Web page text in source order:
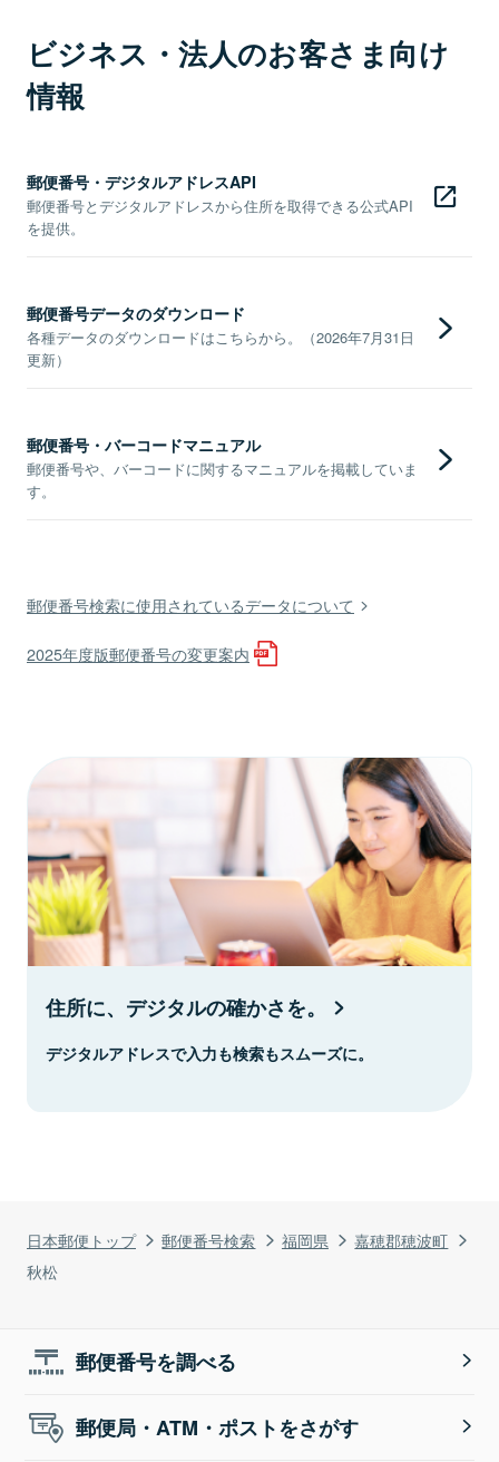
日本郵便トップ 郵便番号検索 福岡県
嘉穂郡穂波町
秋松
ビジネス・法人のお客さま向け
情報
郵便番号・デジタルアドレスAPI
郵便番号とデジタルアドレスから住所を取得できる公式API
を提供。
郵便番号データのダウンロード
各種データのダウンロードはこちらから。（2026年7月31日
更新）
郵便番号・バーコードマニュアル
郵便番号や、バーコードに関するマニュアルを掲載していま
す。
郵便番号検索に使用されているデータについて
2025年度版郵便番号の変更案内
住所に、デジタルの確かさを。
デジタルアドレスで入力も検索もスムーズに。
郵便番号を調べる
郵便局・ATM・ポストをさがす